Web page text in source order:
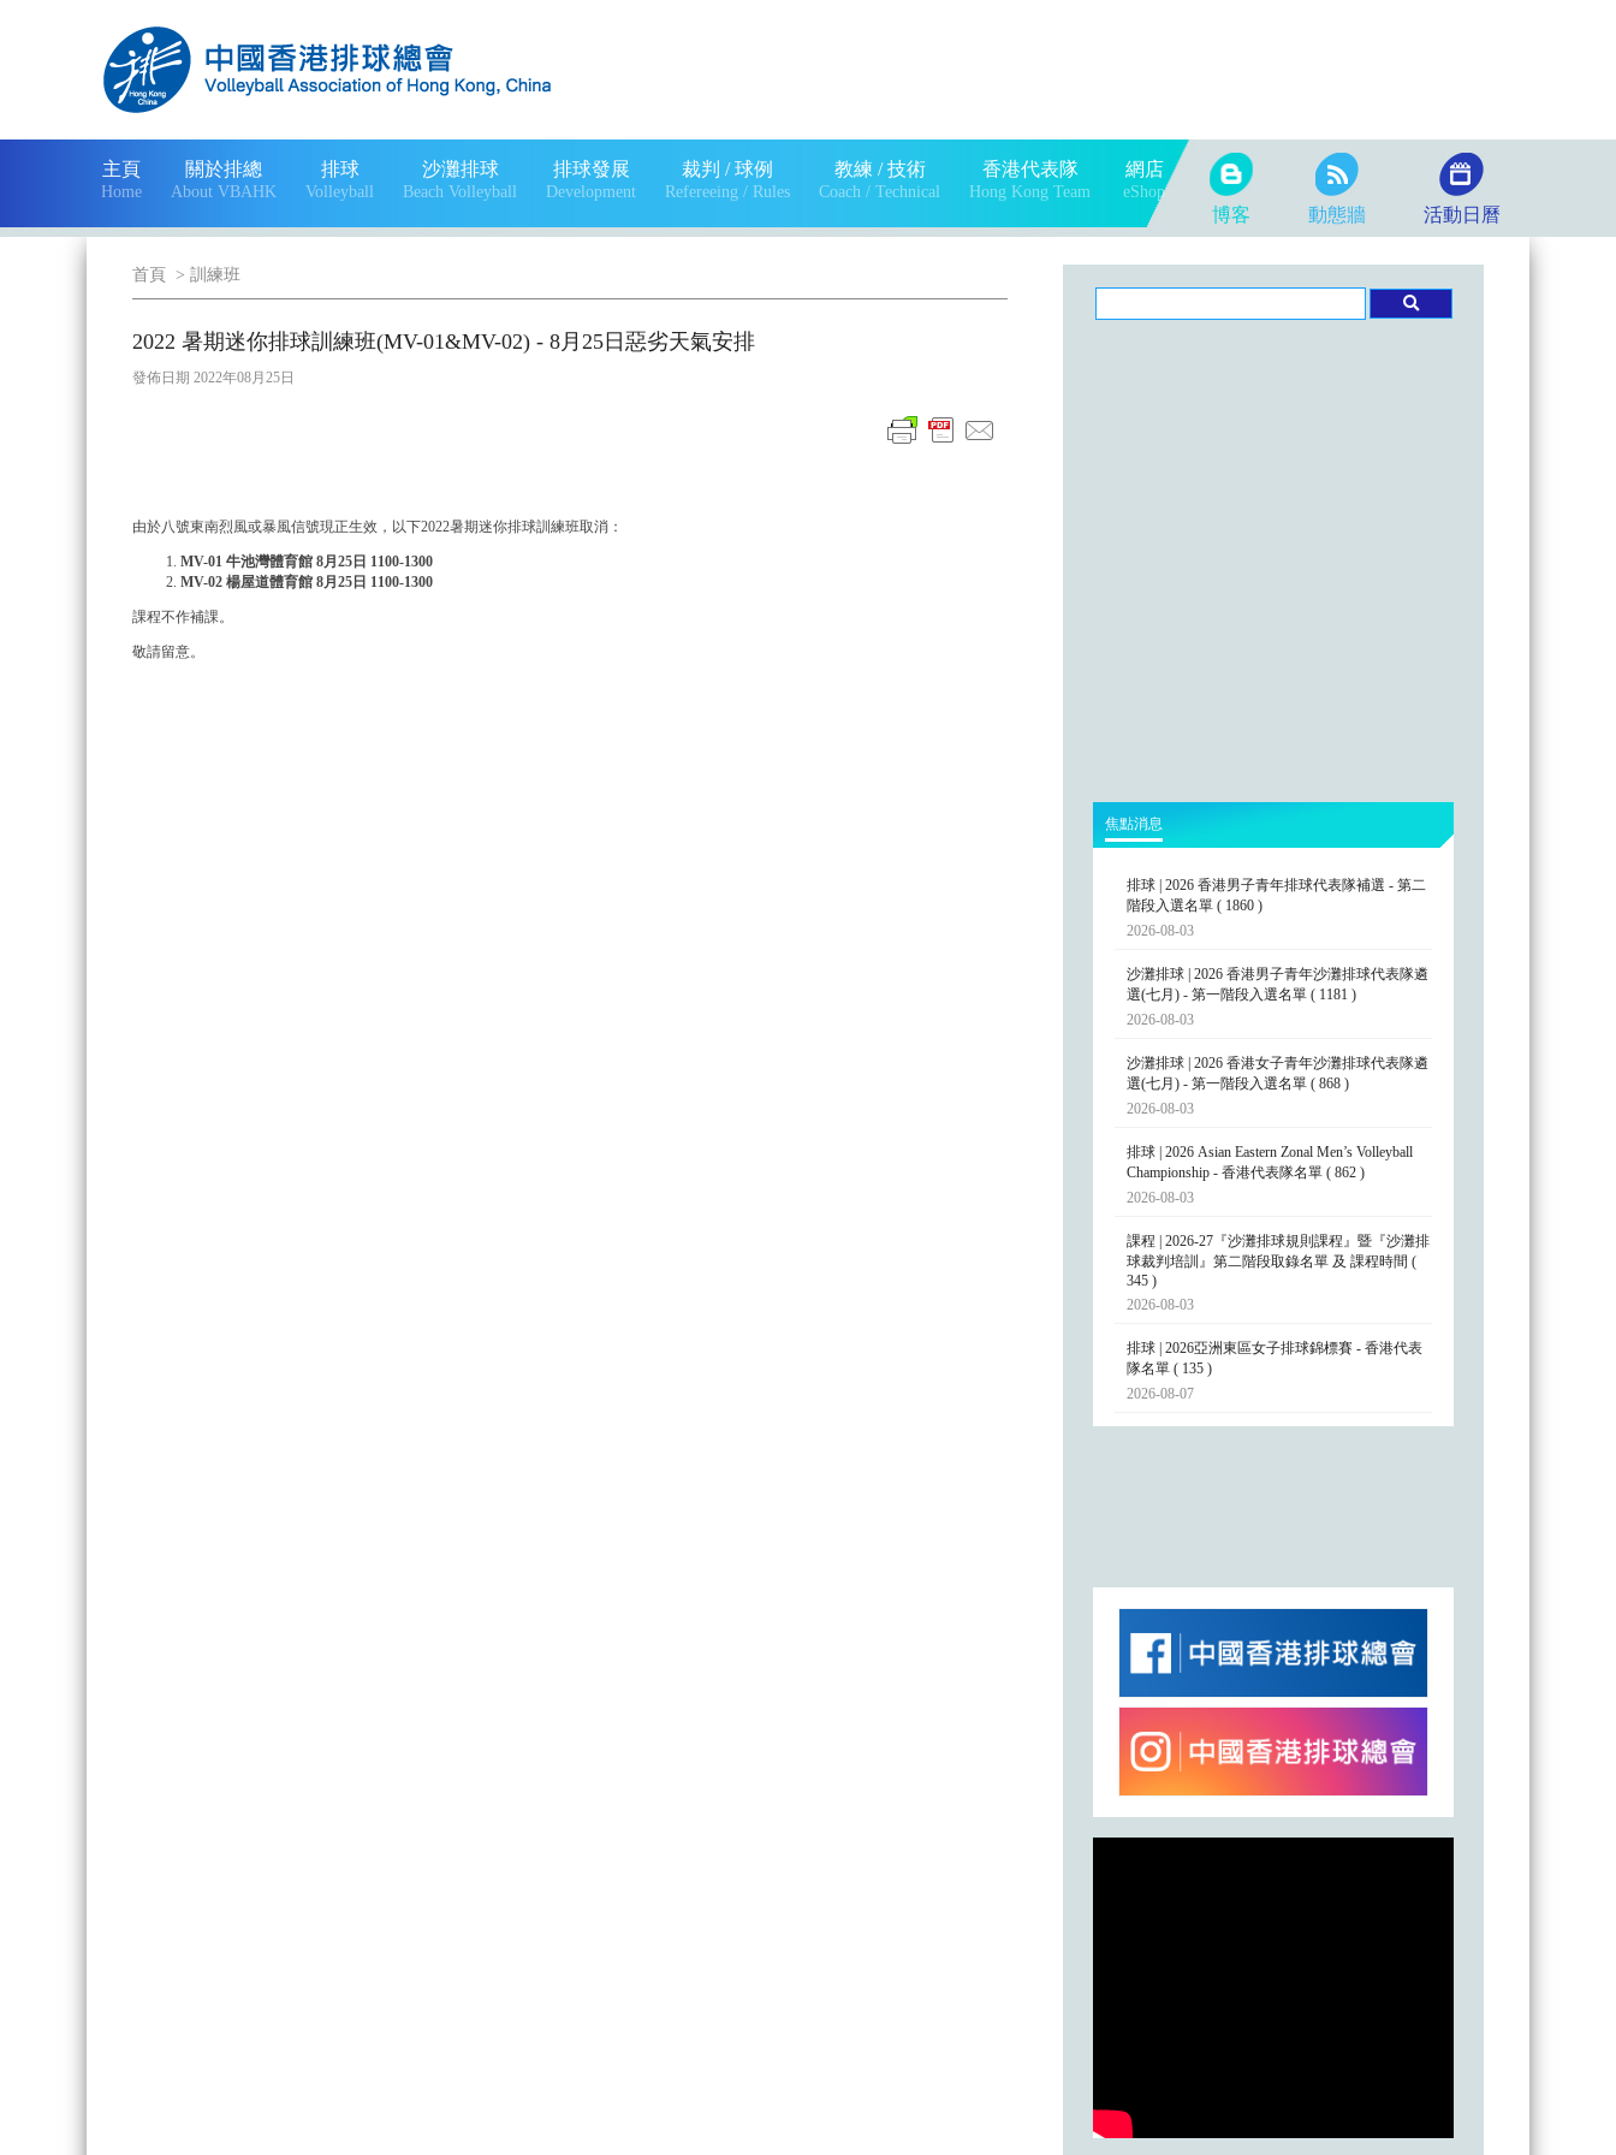
主頁
Home
關於排總
About VBAHK
排球
Volleyball
沙灘排球
Beach Volleyball
排球發展
Development
裁判 / 球例
Refereeing / Rules
教練 / 技術
Coach / Technical
香港代表隊
Hong Kong Team
網店
eShop
博客 動態牆 活動日曆
首頁 > 訓練班
2022 暑期迷你排球訓練班(MV-01&MV-02) - 8月25日惡劣天氣安排
發佈日期 2022年08月25日
由於八號東南烈風或暴風信號現正生效，以下2022暑期迷你排球訓練班取消：
MV-01 牛池灣體育館 8月25日 1100-1300
MV-02 楊屋道體育館 8月25日 1100-1300
課程不作補課。
敬請留意。
焦點消息
排球 | 2026 香港男子青年排球代表隊補選 - 第二
階段入選名單 ( 1860 )
2026-08-03
沙灘排球 | 2026 香港男子青年沙灘排球代表隊遴
選(七月) - 第一階段入選名單 ( 1181 )
2026-08-03
沙灘排球 | 2026 香港女子青年沙灘排球代表隊遴
選(七月) - 第一階段入選名單 ( 868 )
2026-08-03
排球 | 2026 Asian Eastern Zonal Men’s Volleyball
Championship - 香港代表隊名單 ( 862 )
2026-08-03
課程 | 2026-27『沙灘排球規則課程』暨『沙灘排
球裁判培訓』第二階段取錄名單 及 課程時間 (
345 )
2026-08-03
排球 | 2026亞洲東區女子排球錦標賽 - 香港代表
隊名單 ( 135 )
2026-08-07